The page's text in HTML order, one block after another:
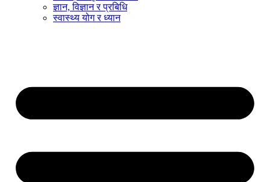
ज्ञान, विज्ञान र प्रबिधि
स्वास्थ्य योग र ध्यान